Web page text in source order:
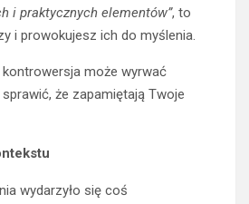
i praktycznych elementów”, to
i prowokujesz ich do myślenia.
może wyrwać
że zapamiętają Twoje
wydarzyło się coś